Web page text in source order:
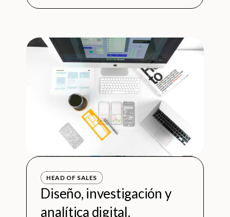
HEAD OF SALES
Diseño, investigación y
analítica digital.